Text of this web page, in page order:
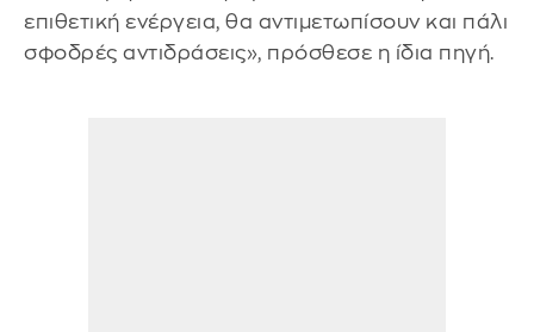
επιθετική ενέργεια, θα αντιμετωπίσουν και πάλι
σφοδρές αντιδράσεις», πρόσθεσε η ίδια πηγή.